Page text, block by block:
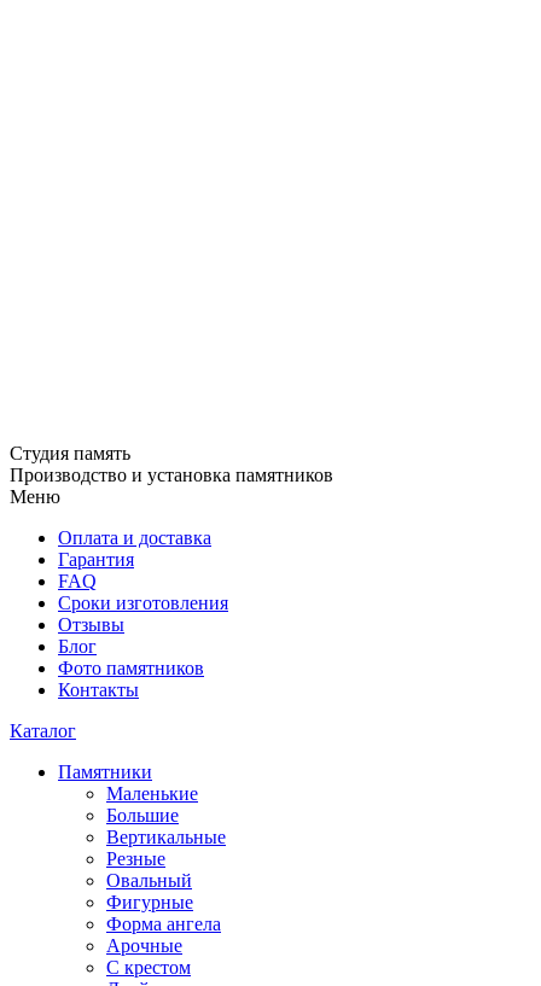
Студия память
Производство и установка памятников
Меню
Оплата и доставка
Гарантия
FAQ
Сроки изготовления
Отзывы
Блог
Фото памятников
Контакты
Каталог
Памятники
Маленькие
Большие
Вертикальные
Резные
Овальный
Фигурные
Форма ангела
Арочные
С крестом